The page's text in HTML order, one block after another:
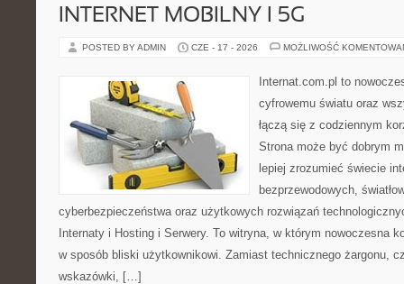
INTERNET MOBILNY I 5G
POSTED BY ADMIN CZE - 17 - 2026 MOŻLIWOŚĆ
Internat.com.pl to
cyfrowemu światu oraz
łączą się z codziennym
Strona może być dobrym
lepiej zrozumieć świecie
bezprzewodowych,
cyberbezpieczeństwa oraz użytkowych rozwiązań
Internaty i Hosting i Serwery. To witryna, w którym nowoczesna
w sposób bliski użytkownikowi. Zamiast technicznego żargonu,
wskazówki, […]